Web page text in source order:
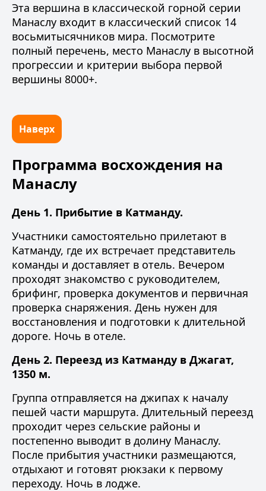
Эта вершина в классической горной серии
Манаслу входит в классический список 14
восьмитысячников мира. Посмотрите
полный перечень, место Манаслу в высотной
прогрессии и критерии выбора первой
вершины 8000+.
Наверх
Программа восхождения на
Манаслу
День 1. Прибытие в Катманду.
Участники самостоятельно прилетают в
Катманду, где их встречает представитель
команды и доставляет в отель. Вечером
проходят знакомство с руководителем,
брифинг, проверка документов и первичная
проверка снаряжения. День нужен для
восстановления и подготовки к длительной
дороге. Ночь в отеле.
День 2. Переезд из Катманду в Джагат,
1350 м.
Группа отправляется на джипах к началу
пешей части маршрута. Длительный переезд
проходит через сельские районы и
постепенно выводит в долину Манаслу.
После прибытия участники размещаются,
отдыхают и готовят рюкзаки к первому
переходу. Ночь в лодже.